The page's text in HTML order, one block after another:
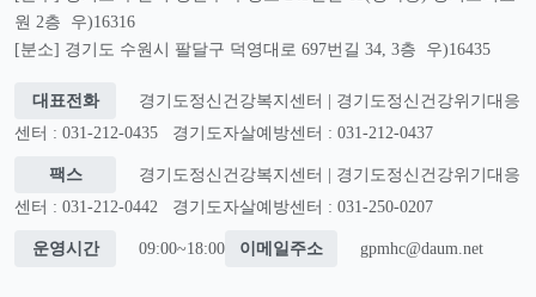
원 2층 우)16316
[분소] 경기도 수원시 팔달구 덕영대로 697번길 34, 3층 우)16435
대표전화
경기도정신건강복지센터 | 경기도정신건강위기대응
센터 : 031-212-0435
경기도자살예방센터 : 031-212-0437
팩스
경기도정신건강복지센터 | 경기도정신건강위기대응
센터 : 031-212-0442
경기도자살예방센터 : 031-250-0207
운영시간 09:00~18:00 이메일주소 gpmhc@daum.net